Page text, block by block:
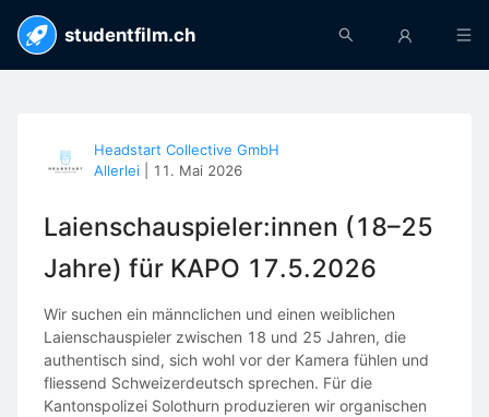
studentfilm.ch
Headstart Collective GmbH
Allerlei
11. Mai 2026
Laienschauspieler:innen (18–25
Jahre) für KAPO 17.5.2026
Wir suchen ein männclichen und einen weiblichen
Laienschauspieler zwischen 18 und 25 Jahren, die
authentisch sind, sich wohl vor der Kamera fühlen und
fliessend Schweizerdeutsch sprechen. Für die
Kantonspolizei Solothurn produzieren wir organischen